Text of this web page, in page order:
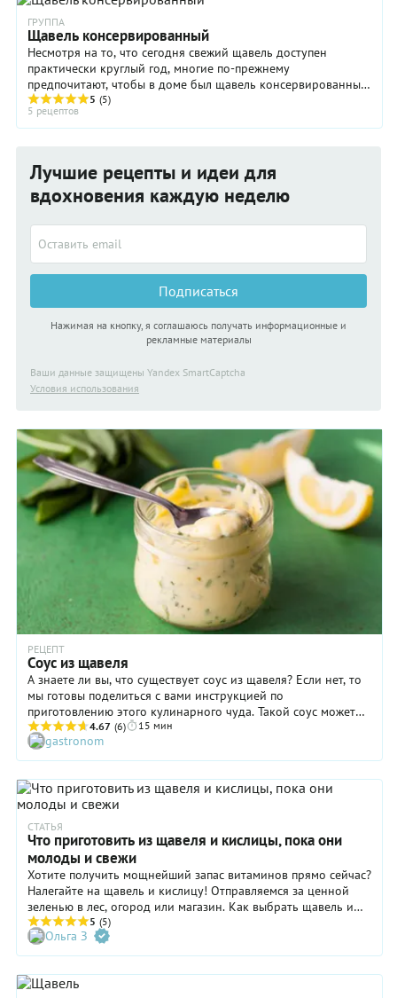
ГРУППА
Щавель консервированный
Несмотря на то, что сегодня свежий щавель доступен
практически круглый год, многие по-прежнему
предпочитают, чтобы в доме был щавель консервированный.
Такой подход не лишен здравого смысла, ведь ...
5 (5)
5 рецептов
Лучшие рецепты и идеи для
вдохновения каждую неделю
Подписаться
Нажимая на кнопку, я соглашаюсь получать информационные и
рекламные материалы
Ваши данные защищены Yandex SmartCaptcha
Условия использования
РЕЦЕПТ
Соус из щавеля
А знаете ли вы, что существует соус из щавеля? Если нет, то
мы готовы поделиться с вами инструкцией по
приготовлению этого кулинарного чуда. Такой соус может
превратить в шедевр кусок пожаренной, запеченной или
сваренной на пару рыбы. Идея прекрасная, тем более что
именно к этому продукту бывает очень сложно подобрать
дополнение. Майонез, терияки, кетчуп? Ни один из них!
Главный принцип подбора соуса к рыбе таков: чем она
жирнее, тем острее или кислее должен быть соус. Так вот,
щавелевый, который вы можете приготовить по нашему
рецепту, отлично подойдет к семге, палтусу или скумбрии.
Попробуйте и удивитесь, насколько соус способен повлиять
на вкус рыбы, причем, разумеется, в самую лучшую сторону.
4.67 (6) 15 мин
gastronom
СТАТЬЯ
Что приготовить из щавеля и кислицы, пока они
молоды и свежи
Хотите получить мощнейший запас витаминов прямо сейчас?
Налегайте на щавель и кислицу! Отправляемся за ценной
зеленью в лес, огород или магазин. Как выбрать щавель и
что можно приготовить из него и кислицы, рассказывает
Юлия Артамонова, основатель проекта 6 am bread kitchen.
5 (5)
Ольга З